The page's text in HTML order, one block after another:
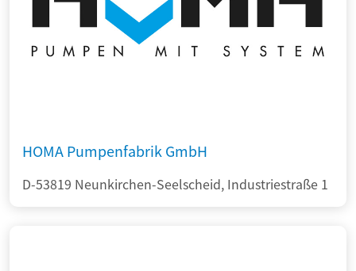
HOMA Pumpenfabrik GmbH
D-53819 Neunkirchen-Seelscheid, Industriestraße 1